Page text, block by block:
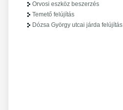
Orvosi eszköz beszerzés
Temető felújítás
Dózsa György utcai járda felújítás